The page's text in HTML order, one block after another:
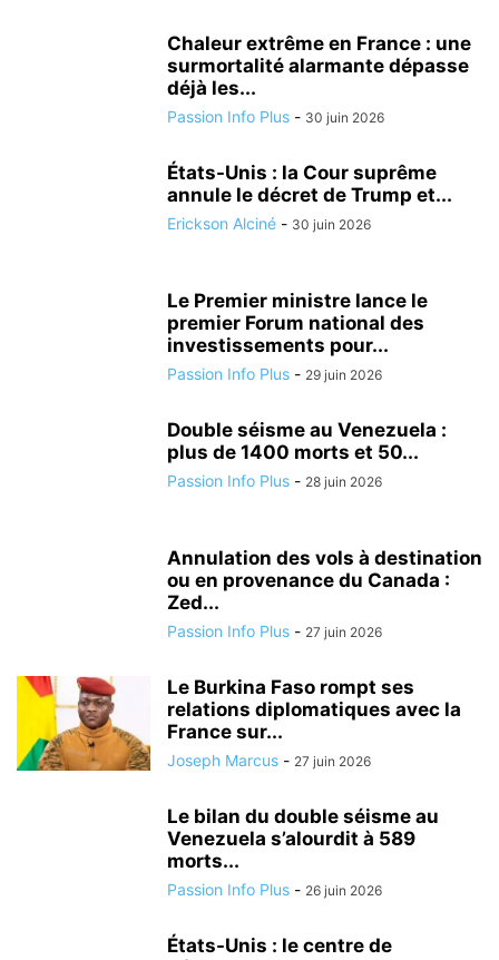
Chaleur extrême en France : une
surmortalité alarmante dépasse
déjà les...
Passion Info Plus - 30 juin 2026
États-Unis : la Cour suprême
annule le décret de Trump et...
Erickson Alciné - 30 juin 2026
Le Premier ministre lance le
premier Forum national des
investissements pour...
Passion Info Plus - 29 juin 2026
Double séisme au Venezuela :
plus de 1400 morts et 50...
Passion Info Plus - 28 juin 2026
Annulation des vols à destination
ou en provenance du Canada :
Zed...
Passion Info Plus - 27 juin 2026
Le Burkina Faso rompt ses
relations diplomatiques avec la
France sur...
Joseph Marcus - 27 juin 2026
Le bilan du double séisme au
Venezuela s’alourdit à 589
morts...
Passion Info Plus - 26 juin 2026
États-Unis : le centre de